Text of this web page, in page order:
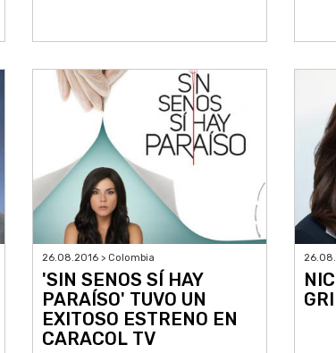
26.08.2016 > Colombia
'SIN SENOS SÍ HAY
PARAÍSO' TUVO UN
EXITOSO ESTRENO EN
CARACOL TV